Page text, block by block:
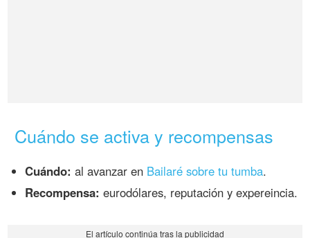
Cuándo se activa y recompensas
Cuándo: al avanzar en Bailaré sobre tu tumba.
Recompensa: eurodólares, reputación y expereincia.